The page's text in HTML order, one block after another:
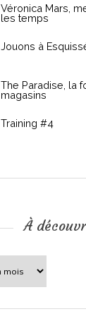
Véronica Mars,
les temps
Jouons à
The Paradise, la
magasins
Training #4
À